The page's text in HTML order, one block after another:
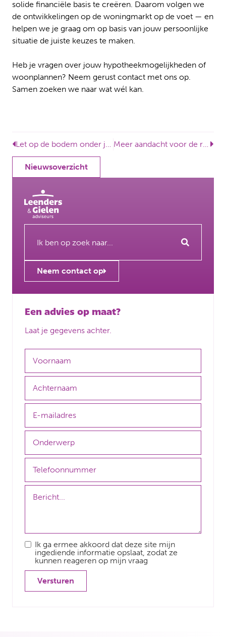
solide financiële basis te creëren. Daarom volgen we
de ontwikkelingen op de woningmarkt op de voet — en
helpen we je graag om op basis van jouw persoonlijke
situatie de juiste keuzes te maken.
Heb je vragen over jouw hypotheekmogelijkheden of
woonplannen? Neem gerust contact met ons op.
Samen zoeken we naar wat wél kan.
Let op de bodem onder je droomhuis – risico’s én oplossingen bij funderingsschade Meer aandacht voor de reisverzekering
Nieuwsoverzicht
Neem contact op
Een advies op maat?
Laat je gegevens achter.
Ik ga ermee akkoord dat deze site mijn
ingediende informatie opslaat, zodat ze
kunnen reageren op mijn vraag
Versturen